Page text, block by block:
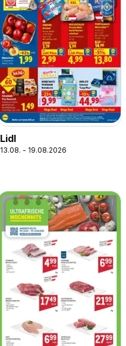
Lidl
13.08. - 19.08.2026